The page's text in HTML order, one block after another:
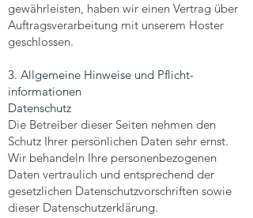
gewährleisten, haben wir einen Vertrag über
Auftragsverarbeitung mit unserem Hoster
geschlossen.
3. Allgemeine Hinweise und Pflicht­
informationen
Datenschutz
Die Betreiber dieser Seiten nehmen den
Schutz Ihrer persönlichen Daten sehr ernst.
Wir behandeln Ihre personenbezogenen
Daten vertraulich und entsprechend der
gesetzlichen Datenschutzvorschriften sowie
dieser Datenschutzerklärung.